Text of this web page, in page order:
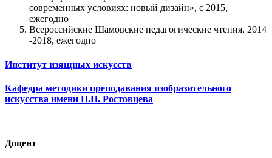
современных условиях: новый дизайн», с 2015,
ежегодно
Всероссийские Шамовские педагогические чтения, 2014
-2018, ежегодно
Институт изящных искусств
Кафедра методики преподавания изобразительного
искусства имени Н.Н. Ростовцева
Доцент